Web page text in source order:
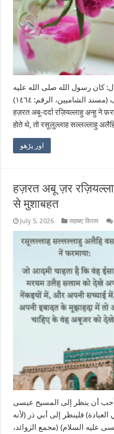
كان رسول الله صلى الله عليه
وسلم ليدني أبا ذر إذا حضر، ويفتقده إذا غاب (مسند الشاميين، الرقم: ١٤٦٤)
हज़रत अबू-दर्दा रज़ियल्लाहु अ़न्हु ने
होते थे, तो रसूलुल्लाह सल्लल्लाहु
اور پڑھو
हज़रत अबू ज़र
से मुशाबहत
July 5, 2026 सहाबए किराम
أن ينظر إلى المسيح عيسى
فلينظر إلى أبي ذر (لأنه
عليه السلام) (مجمع الزوائد،